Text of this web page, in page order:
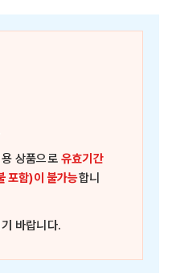
상품으로유효기간
포함)이 불가능합니
바랍니다.